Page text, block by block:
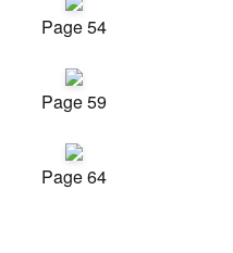
Page 54
Page 59
Page 64